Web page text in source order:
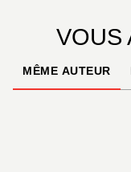
VOUS
MÊME AUTEUR